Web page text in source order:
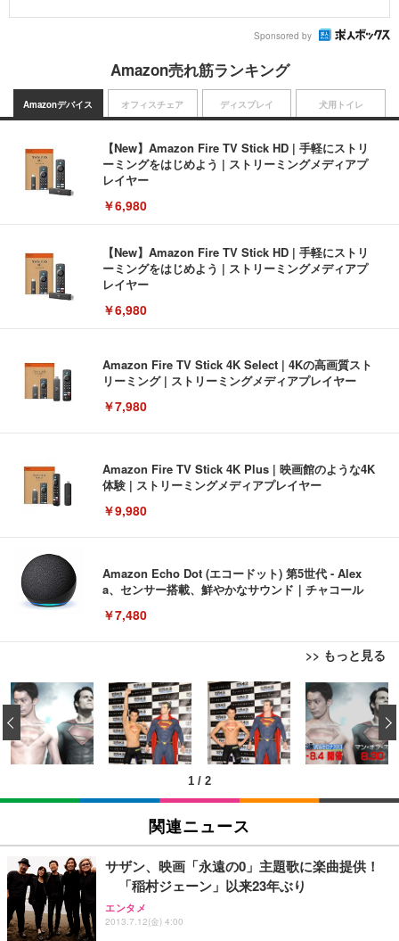
Sponsored by
Amazon売れ筋ランキング
Amazonデバイス
【New】Amazon Fire TV Stick HD | 手軽にストリ
ーミングをはじめよう | ストリーミングメディアプ
レイヤー
￥6,980
【New】Amazon Fire TV Stick HD | 手軽にストリ
ーミングをはじめよう | ストリーミングメディアプ
レイヤー
￥6,980
Amazon Fire TV Stick 4K Select | 4Kの高画質スト
リーミング | ストリーミングメディアプレイヤー
￥7,980
Amazon Fire TV Stick 4K Plus | 映画館のような4K
体験 | ストリーミングメディアプレイヤー
￥9,980
Amazon Echo Dot (エコードット) 第5世代 - Alex
a、センサー搭載、鮮やかなサウンド｜チャコール
￥7,480
>> もっと見る
オフィスチェア
[EdoErgo] オフィスチェア 椅子 テレワーク 疲れな
い 跳ね上げ式アームレスト コンパクト 約105度ロッ
キング pc 事務椅子 360度回転 座面昇降 強化ナイロ
ン樹脂ベース 通気性メッシュ 在宅ワーク H-WY01
(黒網+黒枠+黒足)
￥5,699
SIHOO B100 オフィスチェア／デスクチェア メッシ
ュチェア 人間工学 疲れない ブラック
￥27,999
Sezlife オフィスチェア デスクチェア 疲れない テレ
ワーク チェア 強化バックレスト 30度ロッキング機
能 人間工学 椅子 腰サポート 90度跳ね上げ式アーム
ディスプレイ
EIZO ビジネス向けプレミアムモニター | FlexScan
EV3240X-WT | 31.5型4K UHD・USB Type-C・ホワ
イト
￥105,595
EIZO ビジネス向けプレミアムモニター | FlexScan
￥109,572
【純正品】27"ゲーミングモニター DualSense 充電
フック付き（CFI-ZDM1J）
犬用トイレ
Amazonベーシック ペットシーツ 薄型 レギュラー 1
回使い捨て 無香料 ホワイト 300枚
￥3,373
Amazonベーシック ペットシーツ 厚型 ワイド 42枚
x2袋(84枚) ホワイト(吸収面:ライトブルー)
￥3,234
ネオ・ルーライフ ネオ・オムツ L 中型犬用 26枚入
り 単品
1 / 2
‹
関連ニュース
サザン、映画「永遠の0」主題歌に楽曲提供！
「稲村ジェーン」以来23年ぶり
エンタメ
2013.7.12(金) 4:00